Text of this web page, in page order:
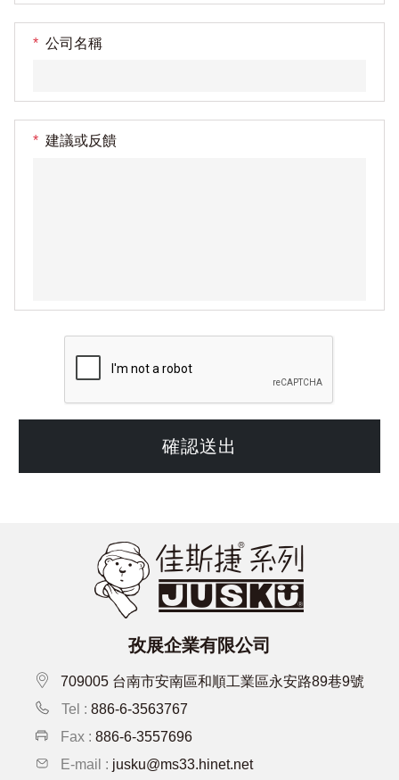
* 公司名稱
* 建議或反饋
確認送出
孜展企業有限公司
709005 台南市安南區和順工業區永安路89巷9號
Tel : 886-6-3563767
Fax : 886-6-3557696
E-mail : jusku@ms33.hinet.net